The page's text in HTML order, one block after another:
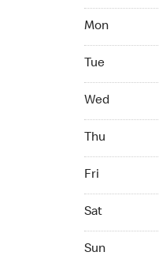
Mon
Tue
Wed
Thu
Fri
Sat
Sun